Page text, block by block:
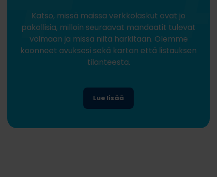
Katso, missä maissa verkkolaskut ovat jo
pakollisia, milloin seuraavat mandaatit tulevat
voimaan ja missä niitä harkitaan. Olemme
koonneet avuksesi sekä kartan että listauksen
tilanteesta.
Lue lisää